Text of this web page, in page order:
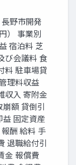
野市開発
） 事業別
宿泊料 芝
び会議料 食
料 駐車場貸
理料収益
収入 寄附金
額 貸倒引
固定資産
酬 給料 手
退職給付引
金 報償費